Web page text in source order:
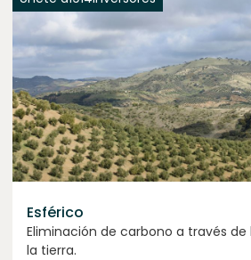
Esférico
Eliminación de carbono a través
la tierra.